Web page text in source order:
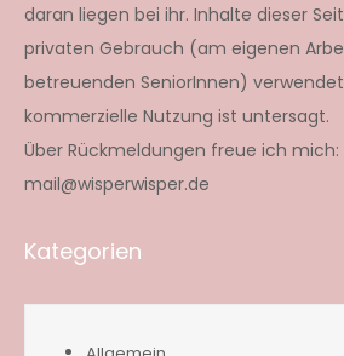
daran liegen bei ihr. Inhalte dieser
privaten Gebrauch (am eigenen
betreuenden SeniorInnen)
kommerzielle Nutzung ist untersagt.
Über Rückmeldungen freue ich
mail@wisperwisper.de
Kategorien